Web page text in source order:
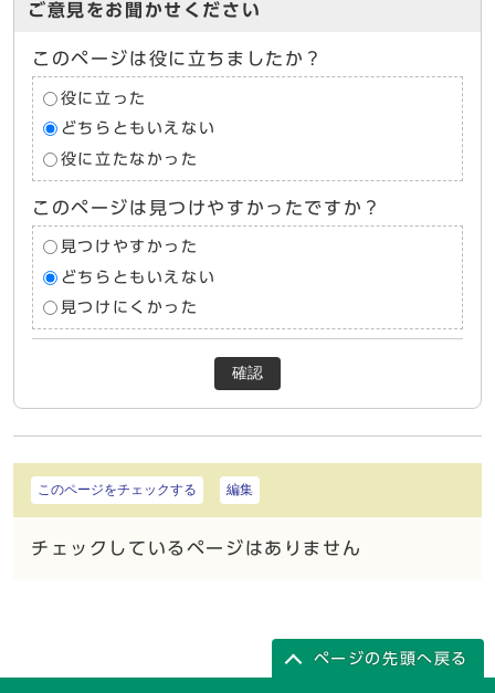
ご意見をお聞かせください
このページは役に立ちましたか？
役に立った
どちらともいえない
役に立たなかった
このページは見つけやすかったですか？
見つけやすかった
どちらともいえない
見つけにくかった
確認
このページをチェックする 編集
チェックしているページはありません
ページの先頭へ戻る